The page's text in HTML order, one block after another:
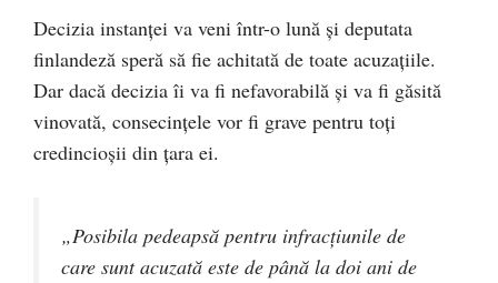
Decizia instanței va veni într-o lună și deputata
finlandeză speră să fie achitată de toate acuzațiile.
Dar dacă decizia îi va fi nefavorabilă și va fi găsită
vinovată, consecințele vor fi grave pentru toți
credincioșii din țara ei.
„Posibila pedeapsă pentru infracțiunile de
care sunt acuzată este de până la doi ani de